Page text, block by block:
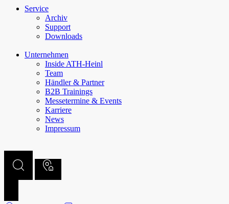
Service
Archiv
Support
Downloads
Unternehmen
Inside ATH-Heinl
Team
Händler & Partner
B2B Trainings
Messetermine & Events
Karriere
News
Impressum